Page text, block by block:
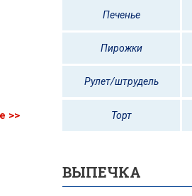
>>
Печенье
Пирожки
Рулет/штрудель
Торт
ВЫПЕЧКА